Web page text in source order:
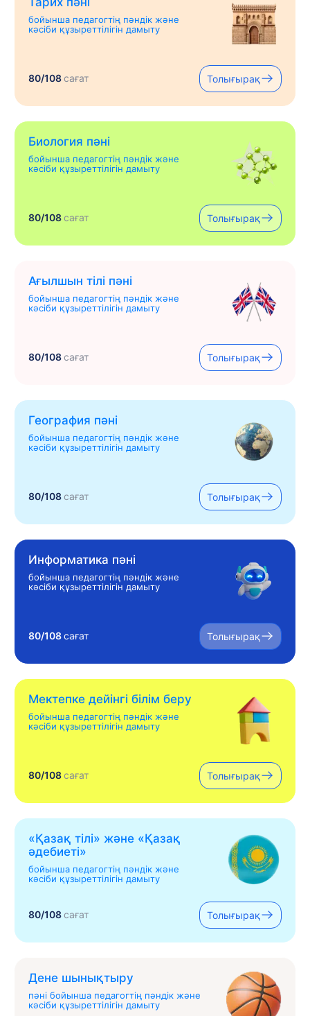
бойынша педагогтің пәндік және
кәсіби құзыреттілігін дамыту
80/108сағат Толығырақ
Биология пәні
бойынша педагогтің пәндік және
кәсіби құзыреттілігін дамыту
80/108сағат Толығырақ
Ағылшын тілі пәні
бойынша педагогтің пәндік және
кәсіби құзыреттілігін дамыту
80/108сағат Толығырақ
География пәні
бойынша педагогтің пәндік және
кәсіби құзыреттілігін дамыту
80/108сағат Толығырақ
Информатика пәні
бойынша педагогтің пәндік және
кәсіби құзыреттілігін дамыту
80/108сағат Толығырақ
Мектепке дейінгі білім беру
бойынша педагогтің пәндік және
кәсіби құзыреттілігін дамыту
80/108сағат Толығырақ
«Қазақ тілі» жəне «Қазақ
əдебиеті»
бойынша педагогтің пәндік және
кәсіби құзыреттілігін дамыту
80/108сағат Толығырақ
Дене шынықтыру
пәні бойынша педагогтің пәндік және
кәсіби құзыреттілігін дамыту